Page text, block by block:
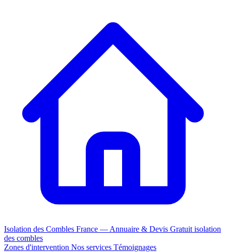
Isolation des Combles France — Annuaire & Devis Gratuit isolation
des combles
Zones d'intervention Nos services Témoignages